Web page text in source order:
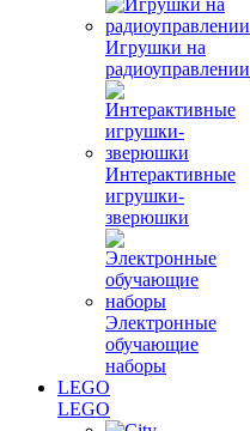
Игрушки на
радиоуправлении
Интерактивные
игрушки-
зверюшки
Электронные
обучающие
наборы
LEGO
LEGO